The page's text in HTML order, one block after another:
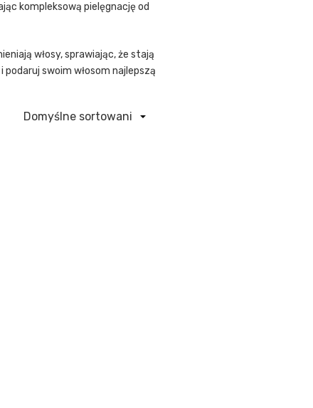
kompleksową pielęgnację od
włosy, sprawiając, że stają
podaruj swoim włosom najlepszą